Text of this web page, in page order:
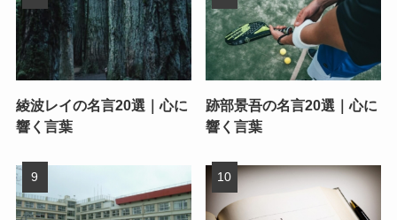
綾波レイの名言20選｜心に
響く言葉
跡部景吾の名言20選｜心に
響く言葉